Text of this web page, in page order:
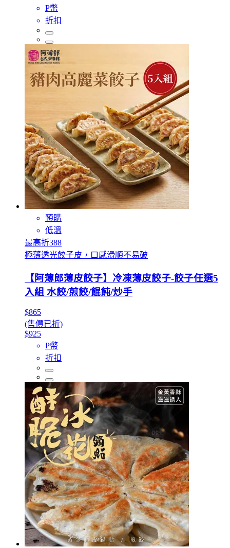
P幣
折扣
預購
低溫
最高折388
極薄透光餃子皮，口感滑順不易破
【阿薄郎薄皮餃子】冷凍薄皮餃子-餃子任選5
入組 水餃/煎餃/餛飩/炒手
$865
(售價已折)
$925
P幣
折扣